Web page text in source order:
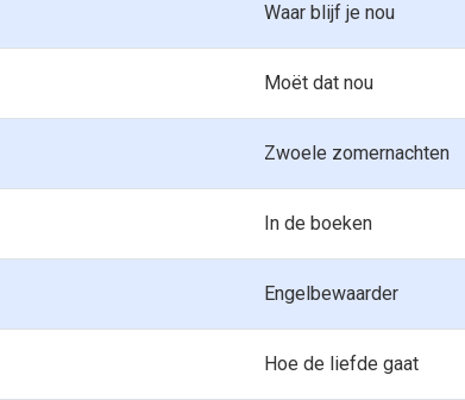
Waar blijf je nou
Moët dat nou
Zwoele zomernachten
In de boeken
Engelbewaarder
Hoe de liefde gaat